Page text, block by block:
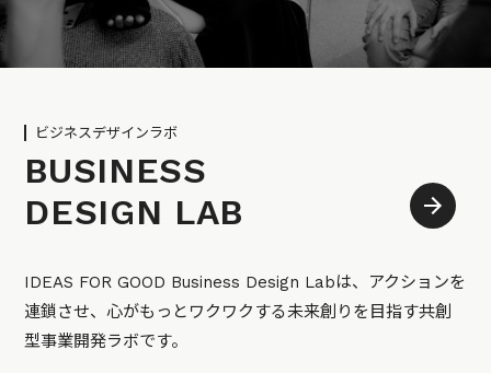
ビジネスデザインラボ
BUSINESS
DESIGN LAB
IDEAS FOR GOOD Business Design Labは、アクションを
連鎖させ、心がもっとワクワクする未来創りを目指す共創
型事業開発ラボです。